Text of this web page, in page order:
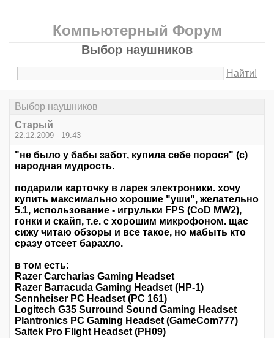
Компьютерный Форум
Выбор наушников
Найти!
Выбор наушников
Старый
22.12.2009 - 19:43
"не было у бабы забот, купила себе порося" (с)
народная мудрость.
подарили карточку в ларек электроники. хочу
купить максимально хорошие "уши", желательно
5.1, использование - игрульки FPS (CoD MW2),
гонки и скайп, т.е. с хорошим микрофоном. щас
сижу читаю обзоры и все такое, но мабыть кто
сразу отсеет барахло.
в том есть:
Razer Carcharias Gaming Headset
Razer Barracuda Gaming Headset (HP-1)
Sennheiser PC Headset (PC 161)
Logitech G35 Surround Sound Gaming Headset
Plantronics PC Gaming Headset (GameCom777)
Saitek Pro Flight Headset (PH09)